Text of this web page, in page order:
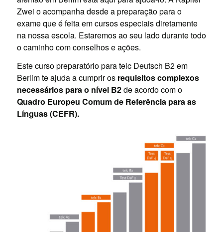
Zwei o acompanha desde a preparação para o
exame que é feita em cursos especiais diretamente
na nossa escola. Estaremos ao seu lado durante todo
o caminho com conselhos e ações.
Este curso preparatório para telc Deutsch B2 em
Berlim te ajuda a cumprir os requisitos complexos
necessários para o nível B2de acordo com o
Quadro Europeu Comum de Referência para as
Línguas (CEFR).